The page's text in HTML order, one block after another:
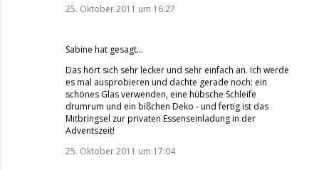
25. Oktober 2011 um 16:27
Sabine hat gesagt…
Das hört sich sehr lecker und sehr einfach an. Ich werde
es mal ausprobieren und dachte gerade noch: ein
schönes Glas verwenden, eine hübsche Schleife
drumrum und ein bißchen Deko - und fertig ist das
Mitbringsel zur privaten Essenseinladung in der
Adventszeit!
25. Oktober 2011 um 17:04